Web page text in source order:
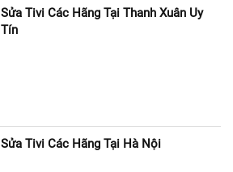
Sửa Tivi Các Hãng Tại Thanh Xuân Uy
Tín
Sửa Tivi Các Hãng Tại Hà Nội